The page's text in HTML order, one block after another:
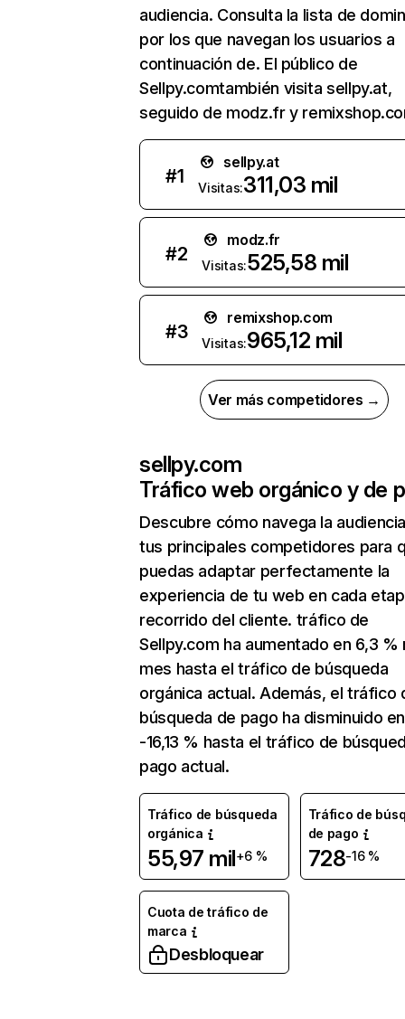
audiencia. Consulta la lista de
por los que navegan los usuarios a
continuación de. El público de
Sellpy.comtambién visita sellpy.at,
seguido de modz.fr y
#1
sellpy.at
Visitas:311,03 mil
#2
modz.fr
Visitas:525,58 mil
#3
remixshop.com
Visitas:965,12 mil
Ver más competidores →
sellpy.com
Tráfico web orgánico y de
Descubre cómo navega la
tus principales competidores para
puedas adaptar perfectamente la
experiencia de tu web en cada
recorrido del cliente. tráfico de
Sellpy.com ha aumentado en 6,3 %
mes hasta el tráfico de búsqueda
orgánica actual. Además, el tráfico
búsqueda de pago ha disminuido en
-16,13 % hasta el tráfico de
pago actual.
Tráfico de búsqueda
orgánica
55,97 mil+6 %
Tráfico de
de pago
728-16 %
Cuota de tráfico de
marca
Desbloquear